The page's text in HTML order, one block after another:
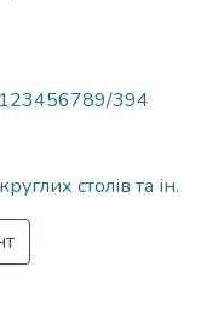
123456789/394
столів та ін.